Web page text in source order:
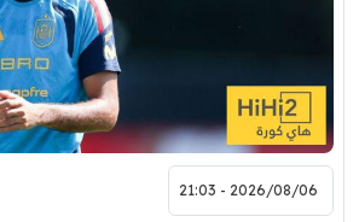
2026/08/06 - 21:03